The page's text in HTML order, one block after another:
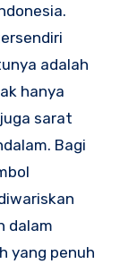
adalah
hanya
sarat
Bagi
dalam
yang penuh